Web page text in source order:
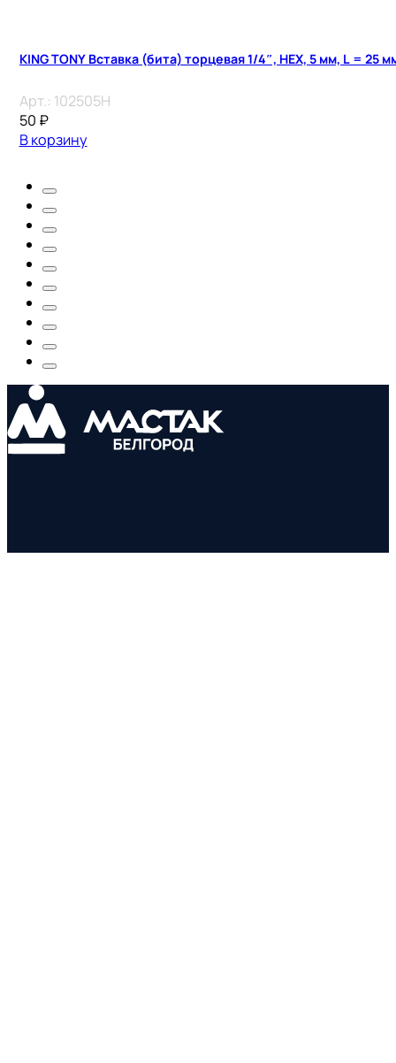
KING TONY Вставка (бита) торцевая 1/4″, HEX, 5 мм, L = 25
Арт.: 102505H
50 ₽
В корзину